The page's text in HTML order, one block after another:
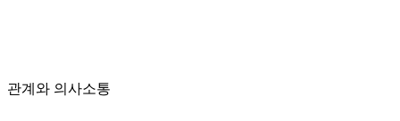
관계와 의사소통